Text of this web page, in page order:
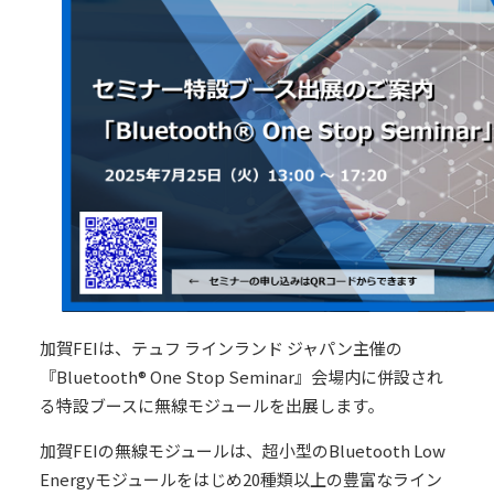
加賀FEIは、テュフ ラインランド ジャパン主催の
『Bluetooth® One Stop Seminar』会場内に併設され
る特設ブースに無線モジュールを出展します。
加賀FEIの無線モジュールは、超小型のBluetooth Low
Energyモジュールをはじめ20種類以上の豊富なライン